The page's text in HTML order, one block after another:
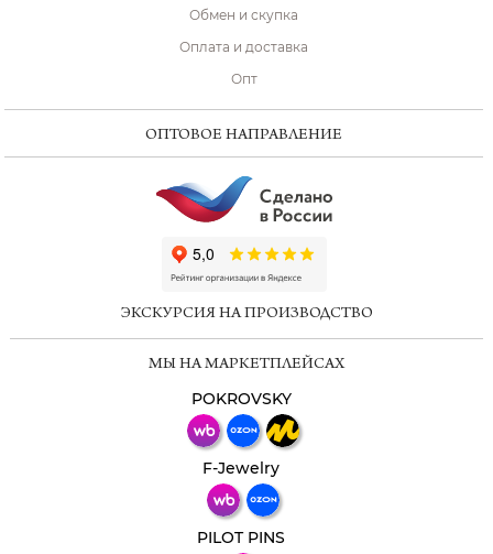
Обмен и скупка
Оплата и доставка
Опт
ОПТОВОЕ НАПРАВЛЕНИЕ
ЭКСКУРСИЯ НА ПРОИЗВОДСТВО
МЫ НА МАРКЕТПЛЕЙСАХ
POKROVSKY
F-Jewelry
PILOT PINS